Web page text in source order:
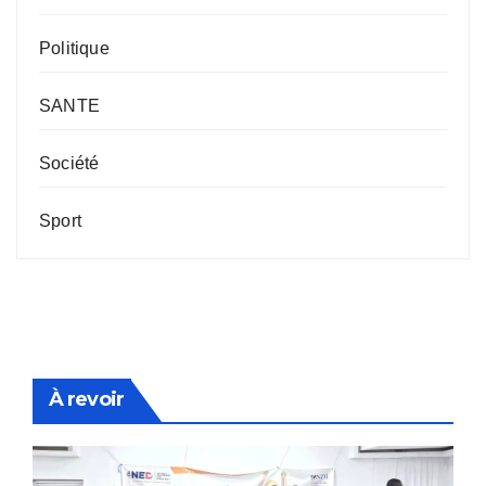
Politique
SANTE
Société
Sport
À revoir